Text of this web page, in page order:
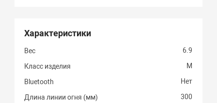
Характеристики
Вес 6.9
Класс изделия M
Bluetooth Нет
Длина линии огня (мм) 300